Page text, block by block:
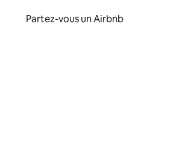
Partez-vous un Airbnb